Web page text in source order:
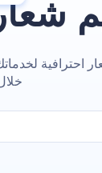
احترافية